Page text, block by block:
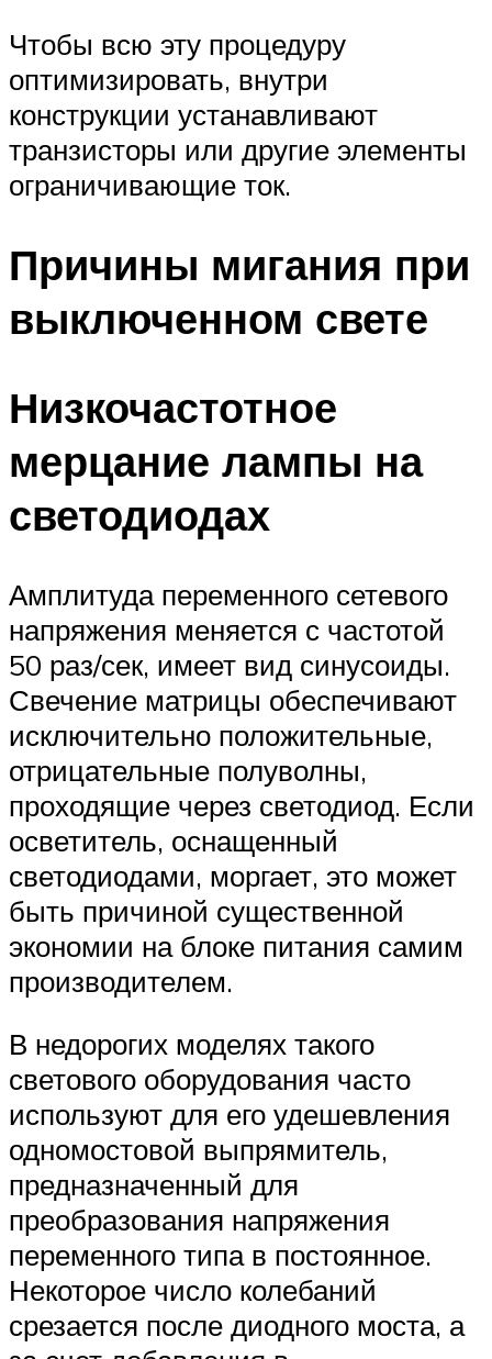
Чтобы всю эту процедуру
оптимизировать, внутри
конструкции устанавливают
транзисторы или другие элементы
ограничивающие ток.
Причины мигания при
выключенном свете
Низкочастотное
мерцание лампы на
светодиодах
Амплитуда переменного сетевого
напряжения меняется с частотой
50 раз/сек, имеет вид синусоиды.
Свечение матрицы обеспечивают
исключительно положительные,
отрицательные полуволны,
проходящие через светодиод. Если
осветитель, оснащенный
светодиодами, моргает, это может
быть причиной существенной
экономии на блоке питания самим
производителем.
В недорогих моделях такого
светового оборудования часто
используют для его удешевления
одномостовой выпрямитель,
предназначенный для
преобразования напряжения
переменного типа в постоянное.
Некоторое число колебаний
срезается после диодного моста, а